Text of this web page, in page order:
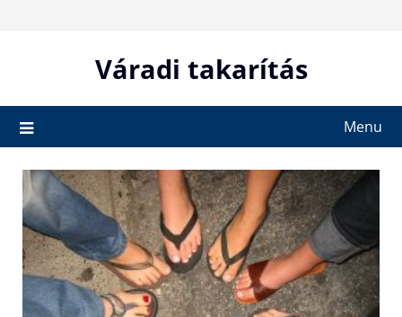
Váradi takarítás
Menu